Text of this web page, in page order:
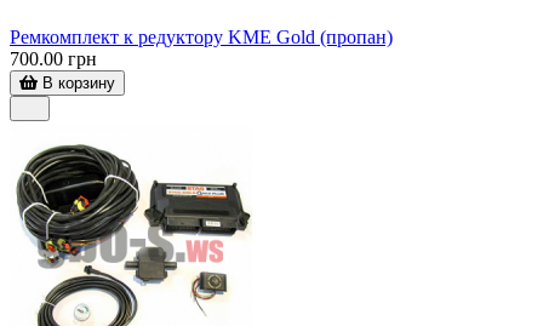
Ремкомплект к редуктору KME Gold (пропан)
700.00 грн
В корзину